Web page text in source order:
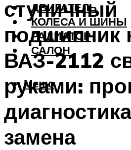
ДВИГАТЕЛЬ
КОЛЕСА И ШИНЫ
РАДИАТОР
САЛОН
Меню
ступичный
подшипник
ВАЗ-2112
руками:
замена